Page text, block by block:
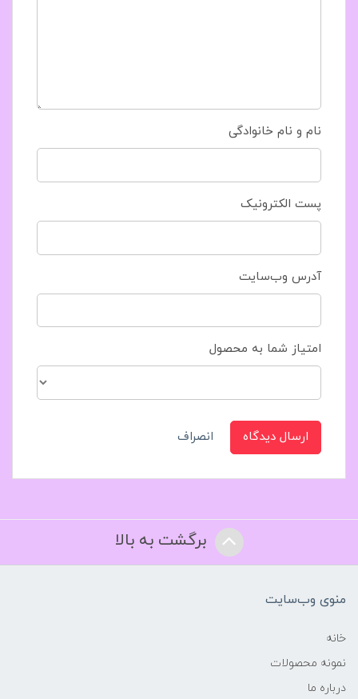
نام و نام خانوادگی
پست الکترونیک
آدرس وب‌سایت
امتیاز شما به محصول
ارسال دیدگاه انصراف
برگشت به بالا
منوی وب‌سایت
خانه
نمونه محصولات
درباره ما